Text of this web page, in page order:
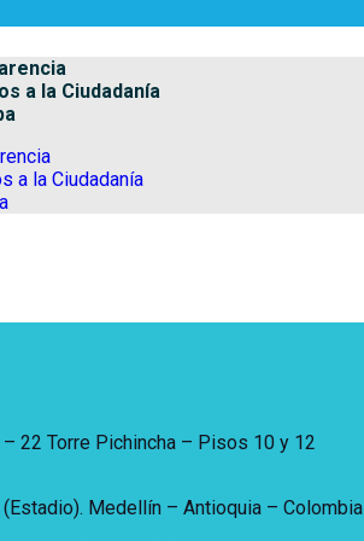
a la Ciudadanía
a la Ciudadanía
22 Torre Pichincha – Pisos 10 y 12
Medellín – Antioquia – Colombia